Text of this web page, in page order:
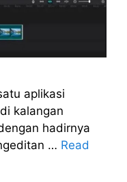
aplikasi
kalangan
hadirnya
… Read